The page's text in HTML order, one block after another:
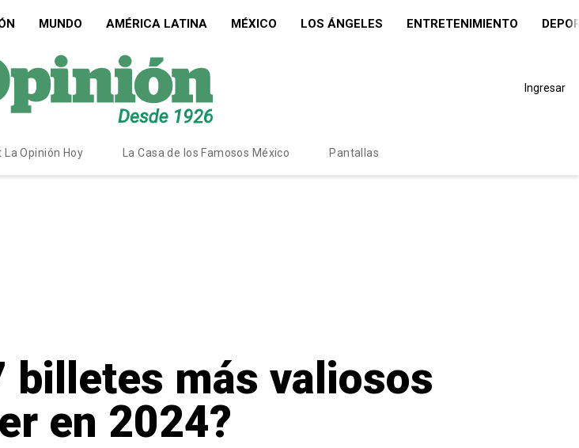
MUNDO AMÉRICA LATINA MÉXICO LOS ÁNGELES ENTRETENIMIENTO
Ingresar
La Opinión Hoy La Casa de los Famosos México Pantallas
billetes más valiosos
en 2024?